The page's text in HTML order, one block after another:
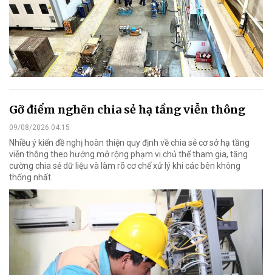
Gỡ điểm nghẽn chia sẻ hạ tầng viễn thông
09/08/2026 04:15
Nhiều ý kiến đề nghị hoàn thiện quy định về chia sẻ cơ sở hạ tầng
viễn thông theo hướng mở rộng phạm vi chủ thể tham gia, tăng
cường chia sẻ dữ liệu và làm rõ cơ chế xử lý khi các bên không
thống nhất.